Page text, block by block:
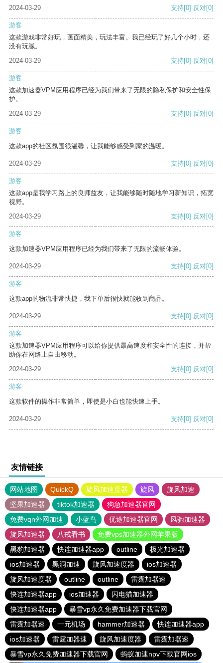
2024-03-29
支持[0] 反对[0]
游客
这款游戏非常好玩，画面精美，玩法丰富。我已经玩了好几个小时，还
没有玩腻。
2024-03-29
支持[0] 反对[0]
游客
这款加速器VPM应用程序已经为我们带来了无限的隐私保护和安全性保
护。
2024-03-29
支持[0] 反对[0]
游客
这款app的社区氛围很温馨，让我能够感受到家的温暖。
2024-03-29 支持[0] 反对[0]
游客
这款app是我学习路上的良师益友，让我能够随时随地学习新知识，拓宽
视野。
2024-03-29
支持[0] 反对[0]
游客
这款加速器VPM应用程序已经为我们带来了无限的流畅体验。
2024-03-29 支持[0] 反对[0]
游客
这款app的物流非常快捷，我下单后很快就能收到商品。
2024-03-29 支持[0] 反对[0]
游客
这款加速器VPM应用程序可以给你提供最高速度和安全性的连接，并帮
助你在网络上自由移动。
2024-03-29
支持[0] 反对[0]
游客
这款软件的操作非常简单，即使是小白也能快速上手。
2024-03-29 支持[0] 反对[0]
友情链接
网站地图 QuickQ 旋风加速度器 旋风
旋风加速
坚果加速器
tiktok加速器
狗急加速器官网
免费vqn外网加速
小蓝鸟 优途加速器官网
风驰加速器
旋风加速器
八戒看书
免费vps加速器外网苹果版
黑豹加速器
快连加速器app outline
极光加速器
ios加速器
黑洞加速 旋风加速度器
ios加速器
旋风加速度器
outline outline
雷霆加器速
快连加速器app
ios加速器
闪电猫加速器
快连加速器app
暴雪vp永久免费加速器下载官网
雷霆加器速
一元机场 hammer加速器
快连加速器app
ios加速器
雷霆加器速 旋风加速度器
雷霆加器速
暴雪vp永久免费加速器下载官网
蚂蚁加速npv下载官网ios